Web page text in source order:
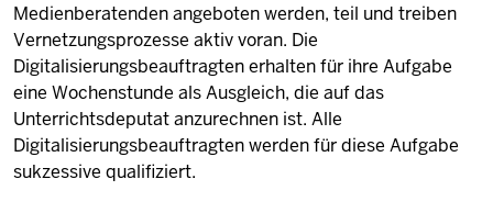
Medienberatenden angeboten werden, teil und treiben
Vernetzungsprozesse aktiv voran. Die
Digitalisierungsbeauftragten erhalten für ihre Aufgabe
eine Wochenstunde als Ausgleich, die auf das
Unterrichtsdeputat anzurechnen ist. Alle
Digitalisierungsbeauftragten werden für diese Aufgabe
sukzessive qualifiziert.